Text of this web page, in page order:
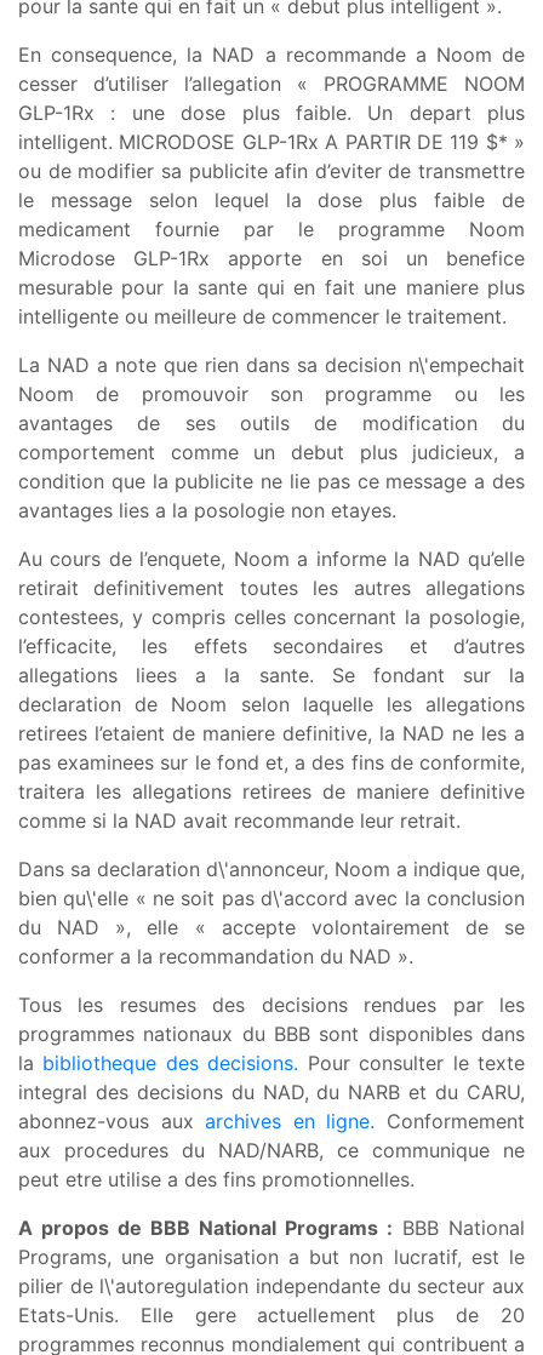
pour la sante qui en fait un « debut plus intelligent ».
En consequence, la NAD a recommande a Noom de
cesser d’utiliser l’allegation « PROGRAMME NOOM
GLP-1Rx : une dose plus faible. Un depart plus
intelligent. MICRODOSE GLP-1Rx A PARTIR DE 119 $* »
ou de modifier sa publicite afin d’eviter de transmettre
le message selon lequel la dose plus faible de
medicament fournie par le programme Noom
Microdose GLP-1Rx apporte en soi un benefice
mesurable pour la sante qui en fait une maniere plus
intelligente ou meilleure de commencer le traitement.
La NAD a note que rien dans sa decision n\'empechait
Noom de promouvoir son programme ou les
avantages de ses outils de modification du
comportement comme un debut plus judicieux, a
condition que la publicite ne lie pas ce message a des
avantages lies a la posologie non etayes.
Au cours de l’enquete, Noom a informe la NAD qu’elle
retirait definitivement toutes les autres allegations
contestees, y compris celles concernant la posologie,
l’efficacite, les effets secondaires et d’autres
allegations liees a la sante. Se fondant sur la
declaration de Noom selon laquelle les allegations
retirees l’etaient de maniere definitive, la NAD ne les a
pas examinees sur le fond et, a des fins de conformite,
traitera les allegations retirees de maniere definitive
comme si la NAD avait recommande leur retrait.
Dans sa declaration d\'annonceur, Noom a indique que,
bien qu\'elle « ne soit pas d\'accord avec la conclusion
du NAD », elle « accepte volontairement de se
conformer a la recommandation du NAD ».
Tous les resumes des decisions rendues par les
programmes nationaux du BBB sont disponibles dans
la bibliotheque des decisions. Pour consulter le texte
integral des decisions du NAD, du NARB et du CARU,
abonnez-vous auxarchives en ligne. Conformement
aux procedures du NAD/NARB, ce communique ne
peut etre utilise a des fins promotionnelles.
A propos de BBB National Programs : BBB National
Programs, une organisation a but non lucratif, est le
pilier de l\'autoregulation independante du secteur aux
Etats-Unis. Elle gere actuellement plus de 20
programmes reconnus mondialement qui contribuent a